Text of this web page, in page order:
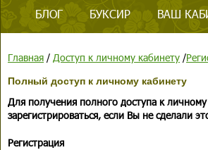
БЛОГ БУКСИР ВАШ
Главная / Доступ к личному кабинету /
Полный доступ к личному кабинету
Для получения полного доступа к
зарегистрироваться, если Вы не сделали
Регистрация